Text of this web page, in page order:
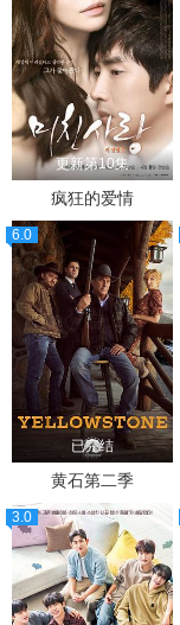
更新第10集
疯狂的爱情
6.0
已完结
黄石第二季
3.0